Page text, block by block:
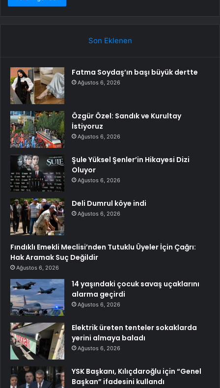
Son Eklenen
Fatma Soydaş’ın başı büyük dertte
Ağustos 6, 2026
Özgür Özel: Sandık ve Kurultay
İstiyoruz
Ağustos 6, 2026
Şule Yüksel Şenler’in Hikayesi Dizi
Oluyor
Ağustos 6, 2026
Deli Dumrul köye indi
Ağustos 6, 2026
Fındıklı Emekli Meclisi’nden Tutuklu Üyeler İçin Çağrı:
Hak Aramak Suç Değildir
Ağustos 6, 2026
14 yaşındaki çocuk savaş uçaklarını
alarma geçirdi
Ağustos 6, 2026
Elektrik üreten tenteler sokaklarda
yerini almaya baladı
Ağustos 6, 2026
YSK Başkanı, Kılıçdaroğlu için “Genel
Başkan” ifadesini kullandı